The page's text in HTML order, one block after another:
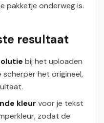
pakketje onderweg is.
resultaat
bij het uploaden
scherper het origineel,
kleur voor je tekst
zodat de